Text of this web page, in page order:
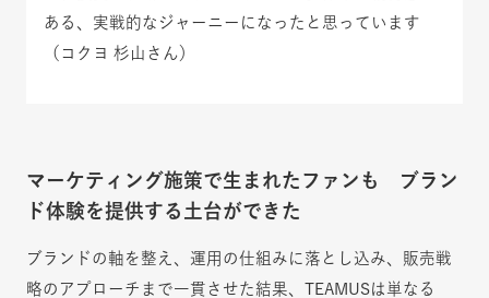
ある、実戦的なジャーニーになったと思っています
（コクヨ 杉山さん）
マーケティング施策で生まれたファンも ブラン
ド体験を提供する土台ができた
ブランドの軸を整え、運用の仕組みに落とし込み、販売戦
略のアプローチまで一貫させた結果、TEAMUSは単なる